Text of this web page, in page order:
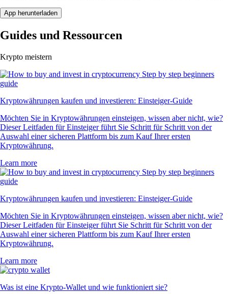
App herunterladen
Guides und Ressourcen
Krypto meistern
Kryptowährungen kaufen und investieren: Einsteiger-Guide
Möchten Sie in Kryptowährungen einsteigen, wissen aber nicht, wie?
Dieser Leitfaden für Einsteiger führt Sie Schritt für Schritt von der
Auswahl einer sicheren Plattform bis zum Kauf Ihrer ersten
Kryptowährung.
Learn more
Kryptowährungen kaufen und investieren: Einsteiger-Guide
Möchten Sie in Kryptowährungen einsteigen, wissen aber nicht, wie?
Dieser Leitfaden für Einsteiger führt Sie Schritt für Schritt von der
Auswahl einer sicheren Plattform bis zum Kauf Ihrer ersten
Kryptowährung.
Learn more
Was ist eine Krypto-Wallet und wie funktioniert sie?